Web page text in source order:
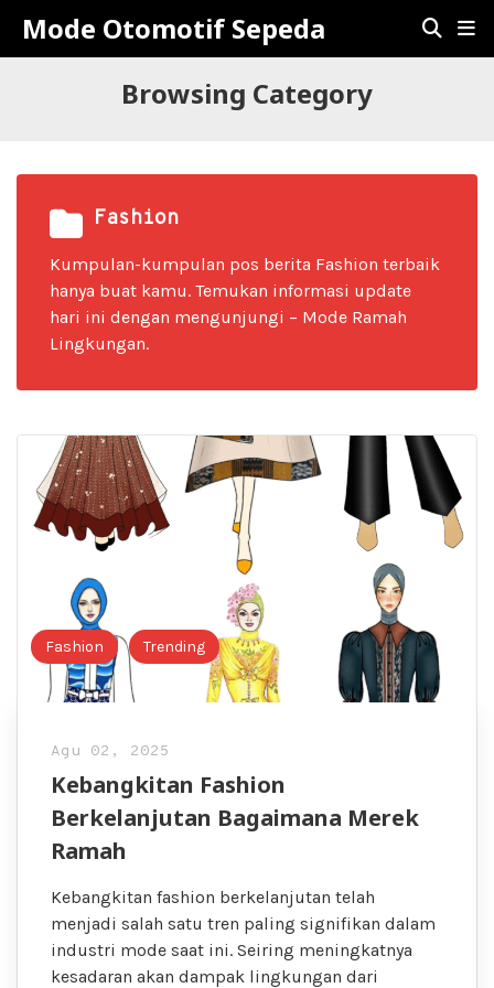
Mode Otomotif Sepeda
Browsing Category
Fashion
Kumpulan-kumpulan pos berita Fashion terbaik
hanya buat kamu. Temukan informasi update
hari ini dengan mengunjungi – Mode Ramah
Lingkungan.
Fashion Trending
Agu 02, 2025
Kebangkitan Fashion
Berkelanjutan Bagaimana Merek
Ramah
Kebangkitan fashion berkelanjutan telah
menjadi salah satu tren paling signifikan dalam
industri mode saat ini. Seiring meningkatnya
kesadaran akan dampak lingkungan dari